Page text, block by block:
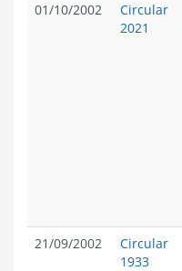
01/10/2002
Circular
2021
21/09/2002
Circular
1933